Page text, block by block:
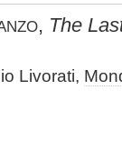
, The
Livorati,